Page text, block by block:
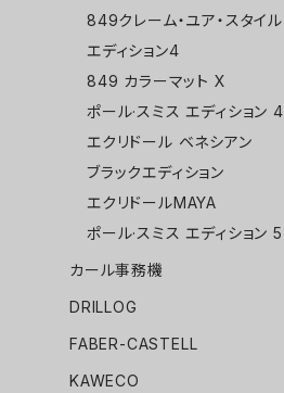
849クレーム・ユア・スタイル
エディション4
849 カラーマット X
ポール·スミス エディション 4
エクリドール ベネシアン
ブラックエディション
エクリドールMAYA
ポール·スミス エディション 5
カール事務機
DRILLOG
FABER-CASTELL
KAWECO